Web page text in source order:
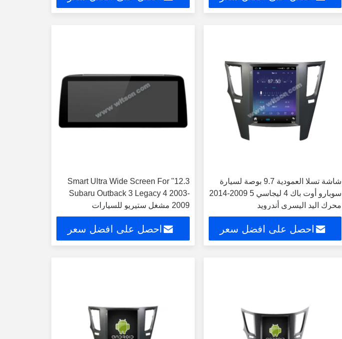
شاشة تسلا العمودية 9.7 بوصة لسيارة
سوبارو أوت باك 4 ليجاسي 5 2009-2014
محرك اليد اليسرى أندرويد
احصل على افضل سعر
12.3" Smart Ultra Wide Screen For
Subaru Outback 3 Legacy 4 2003-
2009 مشغل ستيريو للسيارات
احصل على افضل سعر